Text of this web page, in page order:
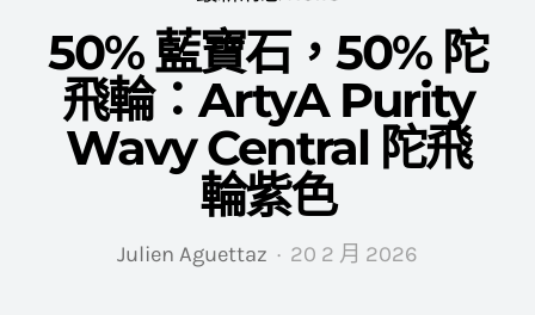
50% 藍寶石，50% 陀
飛輪：ArtyA Purity
Wavy Central 陀飛
輪紫色
Julien Aguettaz 20 2 月 2026